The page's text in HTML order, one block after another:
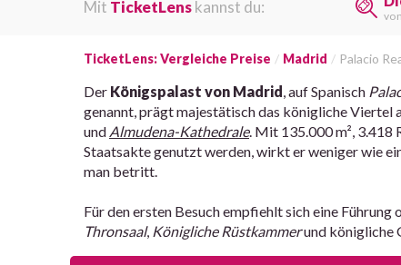
Mit TicketLenskannst du:
TicketLens: Vergleiche Preise Madrid Palacio
Der Königspalast von Madrid , auf Spanisch
genannt, prägt majestätisch das königliche Viertel
und Almudena-Kathedrale. Mit 135.000 m², 3.418
Staatsakte genutzt werden, wirkt er weniger wie
man betritt.
Für den ersten Besuch empfiehlt sich eine
Thronsaal, Königliche Rüstkammerund königliche